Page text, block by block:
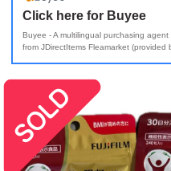
Click here for Buyee
Buyee - A multilingual purchasing
from JDirectItems Fleamarket (provided